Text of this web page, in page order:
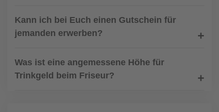
Kann ich bei Euch einen Gutschein für
jemanden erwerben?
Was ist eine angemessene Höhe für
Trinkgeld beim Friseur?